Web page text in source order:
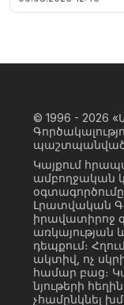
© 1996 - 2026
պաշտպանված
Կայքում
ամբողջական
Լրատվական
իրավատիրոջ
առկայության
դեպքում։
ակտիվ, ոչ
համար բաց։
նյութերի
չհամընկնել